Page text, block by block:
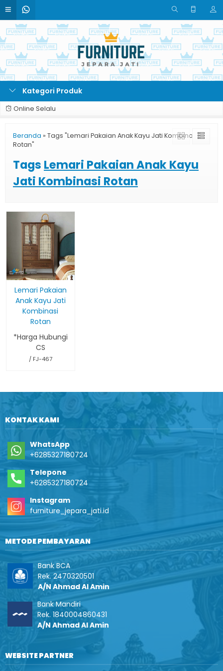
Kategori Produk
Online Selalu
Beranda » Tags "Lemari Pakaian Anak Kayu Jati Kombinasi
Rotan"
Tags Lemari Pakaian Anak Kayu
Jati Kombinasi Rotan
Lemari Pakaian
Anak Kayu Jati
Kombinasi
Rotan
*Harga Hubungi
CS
/ FJ-467
KONTAK KAMI
WhatsApp
+6285327180724
Telepone
+6285327180724
Instagram
furniture_jepara_jati.id
METODE PEMBAYARAN
Bank BCA
Rek. 2470320501
A/N Ahmad Al Amin
Bank Mandiri
Rek. 1840004860431
A/N Ahmad Al Amin
WEBSITE PARTNER